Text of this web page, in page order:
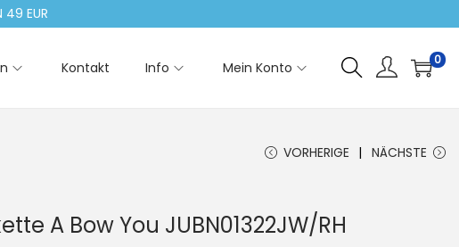
Kontakt Info Mein Konto 0
VORHERIGE NÄCHSTE
A Bow You JUBN01322JW/RH